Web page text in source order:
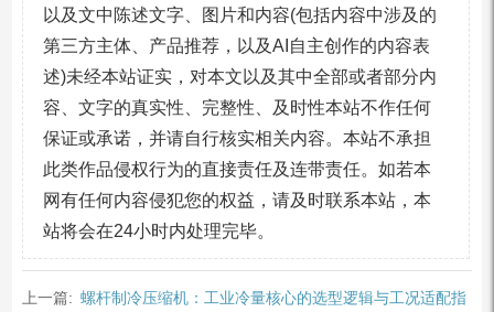
以及文中陈述文字、图片和内容(包括内容中涉及的
第三方主体、产品推荐，以及AI自主创作的内容表
述)未经本站证实，对本文以及其中全部或者部分内
容、文字的真实性、完整性、及时性本站不作任何
保证或承诺，并请自行核实相关内容。本站不承担
此类作品侵权行为的直接责任及连带责任。如若本
网有任何内容侵犯您的权益，请及时联系本站，本
站将会在24小时内处理完毕。
上一篇: 螺杆制冷压缩机：工业冷量核心的选型逻辑与工况适配指